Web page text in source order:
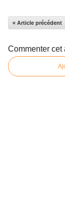
« Article précédent
Commenter cet